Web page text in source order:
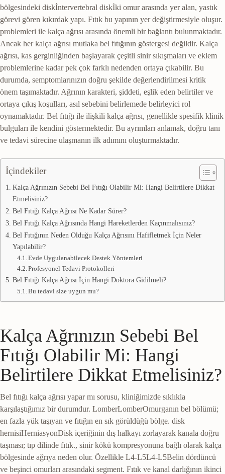
bölgesindeki diskİntervertebral diskİki omur arasında yer alan, yastık
görevi gören kıkırdak yapı. Fıtık bu yapının yer değiştirmesiyle oluşur.
problemleri ile kalça ağrısı arasında önemli bir bağlantı bulunmaktadır.
Ancak her kalça ağrısı mutlaka bel fıtığının göstergesi değildir. Kalça
ağrısı, kas gerginliğinden başlayarak çeşitli sinir sıkışmaları ve eklem
problemlerine kadar pek çok farklı nedenden ortaya çıkabilir. Bu
durumda, semptomlarınızın doğru şekilde değerlendirilmesi kritik
önem taşımaktadır. Ağrının karakteri, şiddeti, eşlik eden belirtiler ve
ortaya çıkış koşulları, asıl sebebini belirlemede belirleyici rol
oynamaktadır. Bel fıtığı ile ilişkili kalça ağrısı, genellikle spesifik klinik
bulguları ile kendini göstermektedir. Bu ayrımları anlamak, doğru tanı
ve tedavi sürecine ulaşmanın ilk adımını oluşturmaktadır.
İçindekiler
Kalça Ağrınızın Sebebi Bel Fıtığı Olabilir Mi: Hangi Belirtilere Dikkat
Etmelisiniz?
Bel Fıtığı Kalça Ağrısı Ne Kadar Sürer?
Bel Fıtığı Kalça Ağrısında Hangi Hareketlerden Kaçınmalısınız?
Bel Fıtığının Neden Olduğu Kalça Ağrısını Hafifletmek İçin Neler
Yapılabilir?
Evde Uygulanabilecek Destek Yöntemleri
Profesyonel Tedavi Protokolleri
Bel Fıtığı Kalça Ağrısı İçin Hangi Doktora Gidilmeli?
Bu tedavi size uygun mu?
Kalça Ağrınızın Sebebi Bel
Fıtığı Olabilir Mi: Hangi
Belirtilere Dikkat Etmelisiniz?
Bel fıtığı kalça ağrısı yapar mı sorusu, kliniğimizde sıklıkla
karşılaştığımız bir durumdur. LomberLomberOmurganın bel bölümü;
en fazla yük taşıyan ve fıtığın en sık görüldüğü bölge. disk
hernisiHerniasyonDisk içeriğinin dış halkayı zorlayarak kanala doğru
taşması; tıp dilinde fıtık., sinir kökü kompresyonuna bağlı olarak kalça
bölgesinde ağrıya neden olur. Özellikle L4-L5L4-L5Belin dördüncü
ve beşinci omurları arasındaki segment. Fıtık ve kanal darlığının ikinci